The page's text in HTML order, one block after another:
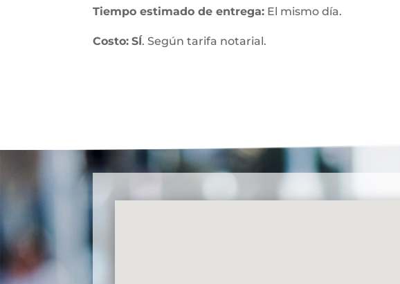
Tiempo estimado de entrega: El mismo día.
Costo: SÍ. Según tarifa notarial.